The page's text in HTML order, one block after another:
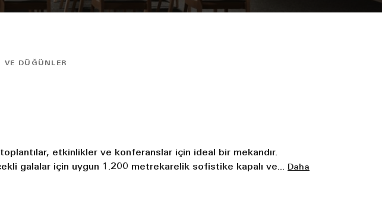
DÜĞÜNLER
etkinlikler ve konferanslar için ideal bir mekandır.
galalar için uygun 1.200 metrekarelik sofistike kapalı ve... Daha